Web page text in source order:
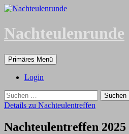
Zum
springen
Nachteulenrunde
Suchen
Primäres Menü
Login
Suchen
nach:
Details zu Nachteulentreffen
Nachteulentreffen